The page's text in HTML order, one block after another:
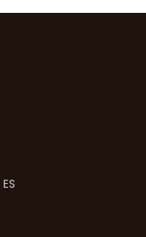
ES